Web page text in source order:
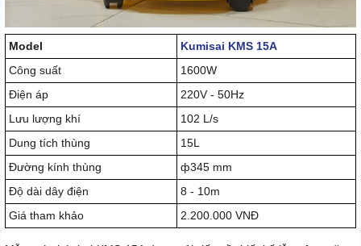
Model
Kumisai KMS 15A
Công suất
1600W
Điện áp
220V - 50Hz
Lưu lượng khí
102 L/s
Dung tích thùng
15L
Đường kính thùng
ф345 mm
Độ dài dây điện
8 - 10m
Giá tham khảo
2.200.000 VNĐ